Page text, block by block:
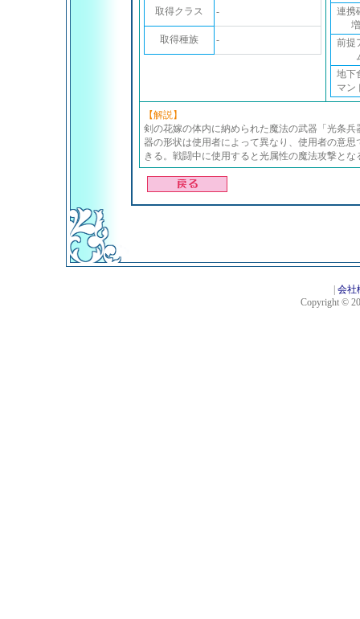
取得クラス -
取得種族 -
連携
前提
地下
マン
【解説】
剣の花嫁の体内に納められた魔法の武器「光条
器の形状は使用者によって異なり、使用者の意
きる。戦闘中に使用すると光属性の魔法攻撃とな
会社
Copyright ©